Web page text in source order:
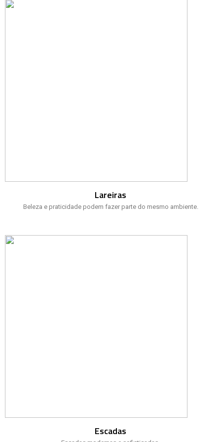
Lareiras
Beleza e praticidade podem fazer parte do mesmo ambiente.
Escadas